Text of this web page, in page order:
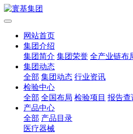
网站首页
集团介绍
集团简介 集团荣誉 全产业链布
集团动态
全部 集团动态 行业资讯
检验中心
全部 全国布局 检验项目 报告查
产品中心
全部 产品目录
医疗器械